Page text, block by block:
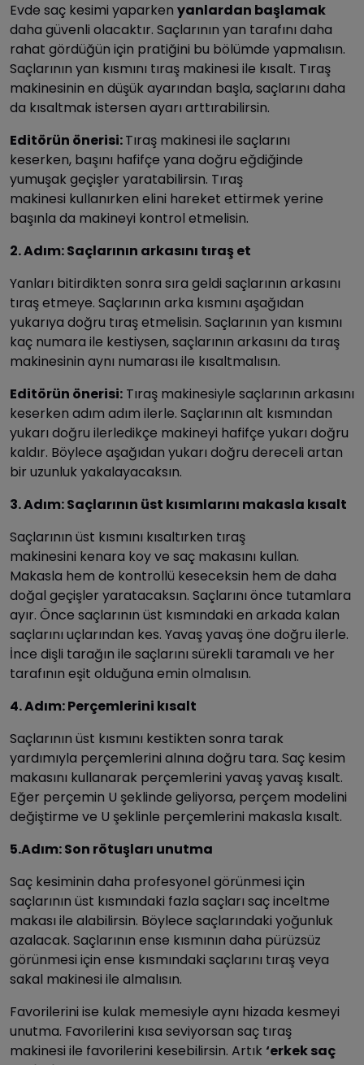
Evde saç kesimi yaparken yanlardan başlamak
daha güvenli olacaktır. Saçlarının yan tarafını daha
rahat gördüğün için pratiğini bu bölümde yapmalısın.
Saçlarının yan kısmını tıraş makinesi ile kısalt. Tıraş
makinesinin en düşük ayarından başla, saçlarını daha
da kısaltmak istersen ayarı arttırabilirsin.
Editörün önerisi:Tıraş makinesi ile saçlarını
keserken, başını hafifçe yana doğru eğdiğinde
yumuşak geçişler yaratabilirsin. Tıraş
makinesi kullanırken elini hareket ettirmek yerine
başınla da makineyi kontrol etmelisin.
2. Adım: Saçlarının arkasını tıraş et
Yanları bitirdikten sonra sıra geldi saçlarının arkasını
tıraş etmeye. Saçlarının arka kısmını aşağıdan
yukarıya doğru tıraş etmelisin. Saçlarının yan kısmını
kaç numara ile kestiysen, saçlarının arkasını da tıraş
makinesinin aynı numarası ile kısaltmalısın.
Editörün önerisi: Tıraş makinesiyle saçlarının arkasını
keserken adım adım ilerle. Saçlarının alt kısmından
yukarı doğru ilerledikçe makineyi hafifçe yukarı doğru
kaldır. Böylece aşağıdan yukarı doğru dereceli artan
bir uzunluk yakalayacaksın.
3. Adım: Saçlarının üst kısımlarını makasla kısalt
Saçlarının üst kısmını kısaltırken tıraş
makinesini kenara koy ve saç makasını kullan.
Makasla hem de kontrollü keseceksin hem de daha
doğal geçişler yaratacaksın. Saçlarını önce tutamlara
ayır. Önce saçlarının üst kısmındaki en arkada kalan
saçlarını uçlarından kes. Yavaş yavaş öne doğru ilerle.
İnce dişli tarağın ile saçlarını sürekli taramalı ve her
tarafının eşit olduğuna emin olmalısın.
4. Adım: Perçemlerini kısalt
Saçlarının üst kısmını kestikten sonra tarak
yardımıyla perçemlerini alnına doğru tara. Saç kesim
makasını kullanarak perçemlerini yavaş yavaş kısalt.
Eğer perçemin U şeklinde geliyorsa, perçem modelini
değiştirme ve U şeklinle perçemlerini makasla kısalt.
5.Adım: Son rötuşları unutma
Saç kesiminin daha profesyonel görünmesi için
saçlarının üst kısmındaki fazla saçları saç inceltme
makası ile alabilirsin. Böylece saçlarındaki yoğunluk
azalacak. Saçlarının ense kısmının daha pürüzsüz
görünmesi için ense kısmındaki saçlarını tıraş veya
sakal makinesi ile almalısın.
Favorilerini ise kulak memesiyle aynı hizada kesmeyi
unutma. Favorilerini kısa seviyorsan saç tıraş
makinesi ile favorilerini kesebilirsin. Artık ‘erkek saç